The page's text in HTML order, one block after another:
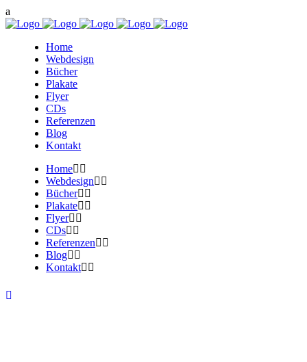
Home
Webdesign
Bücher
Plakate
Flyer
CDs
Referenzen
Blog
Kontakt
Home
Webdesign
Bücher
Plakate
Flyer
CDs
Referenzen
Blog
Kontakt